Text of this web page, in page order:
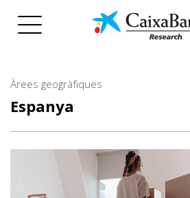
Àrees geogràfiques
Espanya